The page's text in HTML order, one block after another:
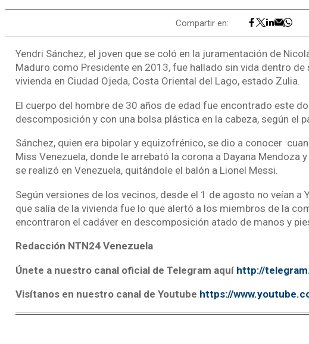
Compartir en:
Yendri Sánchez, el joven que se coló en la juramentación de
Maduro como Presidente en 2013, fue hallado sin vida dentro de
vivienda en Ciudad Ojeda, Costa Oriental del Lago, estado Zulia.
El cuerpo del hombre de 30 años de edad fue encontrado este
descomposición y con una bolsa plástica en la cabeza, según el
Sánchez, quien era bipolar y equizofrénico, se dio a conocer
Miss Venezuela, donde le arrebató la corona a Dayana Mendoza
se realizó en Venezuela, quitándole el balón a Lionel Messi.
Según versiones de los vecinos, desde el 1 de agosto no veían a
que salía de la vivienda fue lo que alertó a los miembros de la
encontraron el cadáver en descomposición atado de manos y
Redacción NTN24 Venezuela
Únete a nuestro canal oficial de Telegram aquí http://
Visítanos en nuestro canal de Youtube https://